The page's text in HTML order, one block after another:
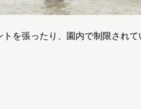
トを張ったり、園内で制限され